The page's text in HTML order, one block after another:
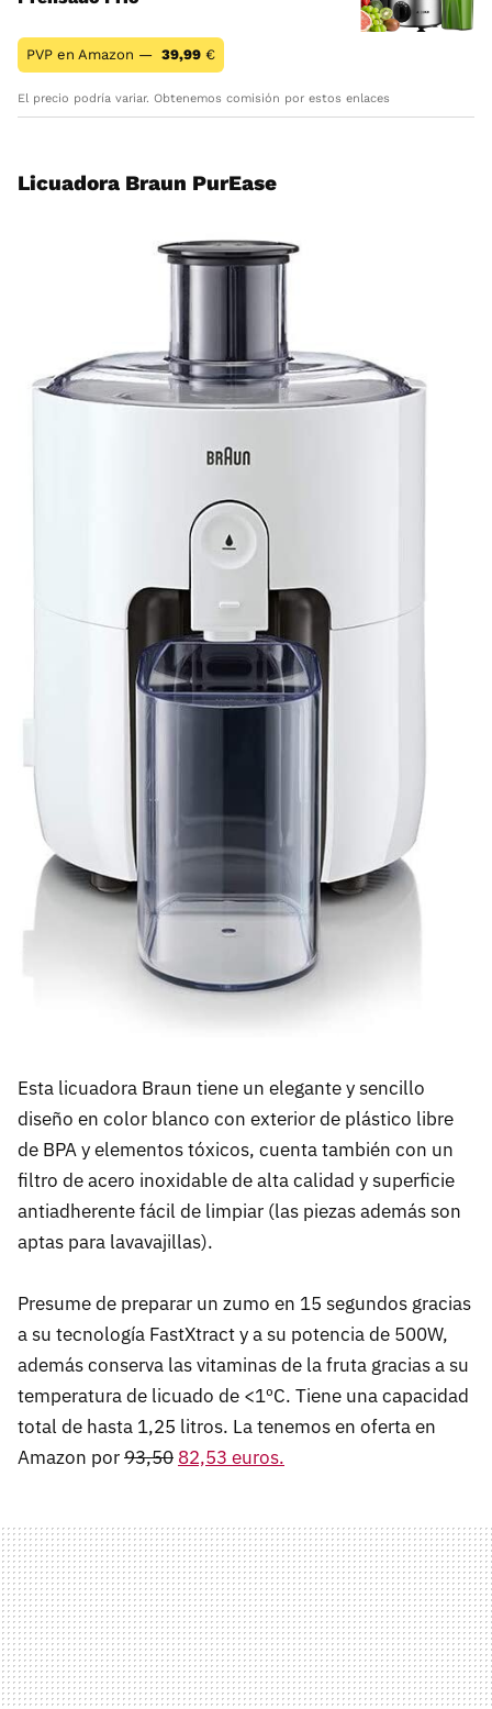
PVP en Amazon — 39,99 €
El precio podría variar. Obtenemos comisión por estos enlaces
Licuadora Braun PurEase
Esta licuadora Braun tiene un elegante y sencillo
diseño en color blanco con exterior de plástico libre
de BPA y elementos tóxicos, cuenta también con un
filtro de acero inoxidable de alta calidad y superficie
antiadherente fácil de limpiar (las piezas además son
aptas para lavavajillas).
Presume de preparar un zumo en 15 segundos gracias
a su tecnología FastXtract y a su potencia de 500W,
además conserva las vitaminas de la fruta gracias a su
temperatura de licuado de <1ºC. Tiene una capacidad
total de hasta 1,25 litros. La tenemos en oferta en
Amazon por93,50 82,53 euros.